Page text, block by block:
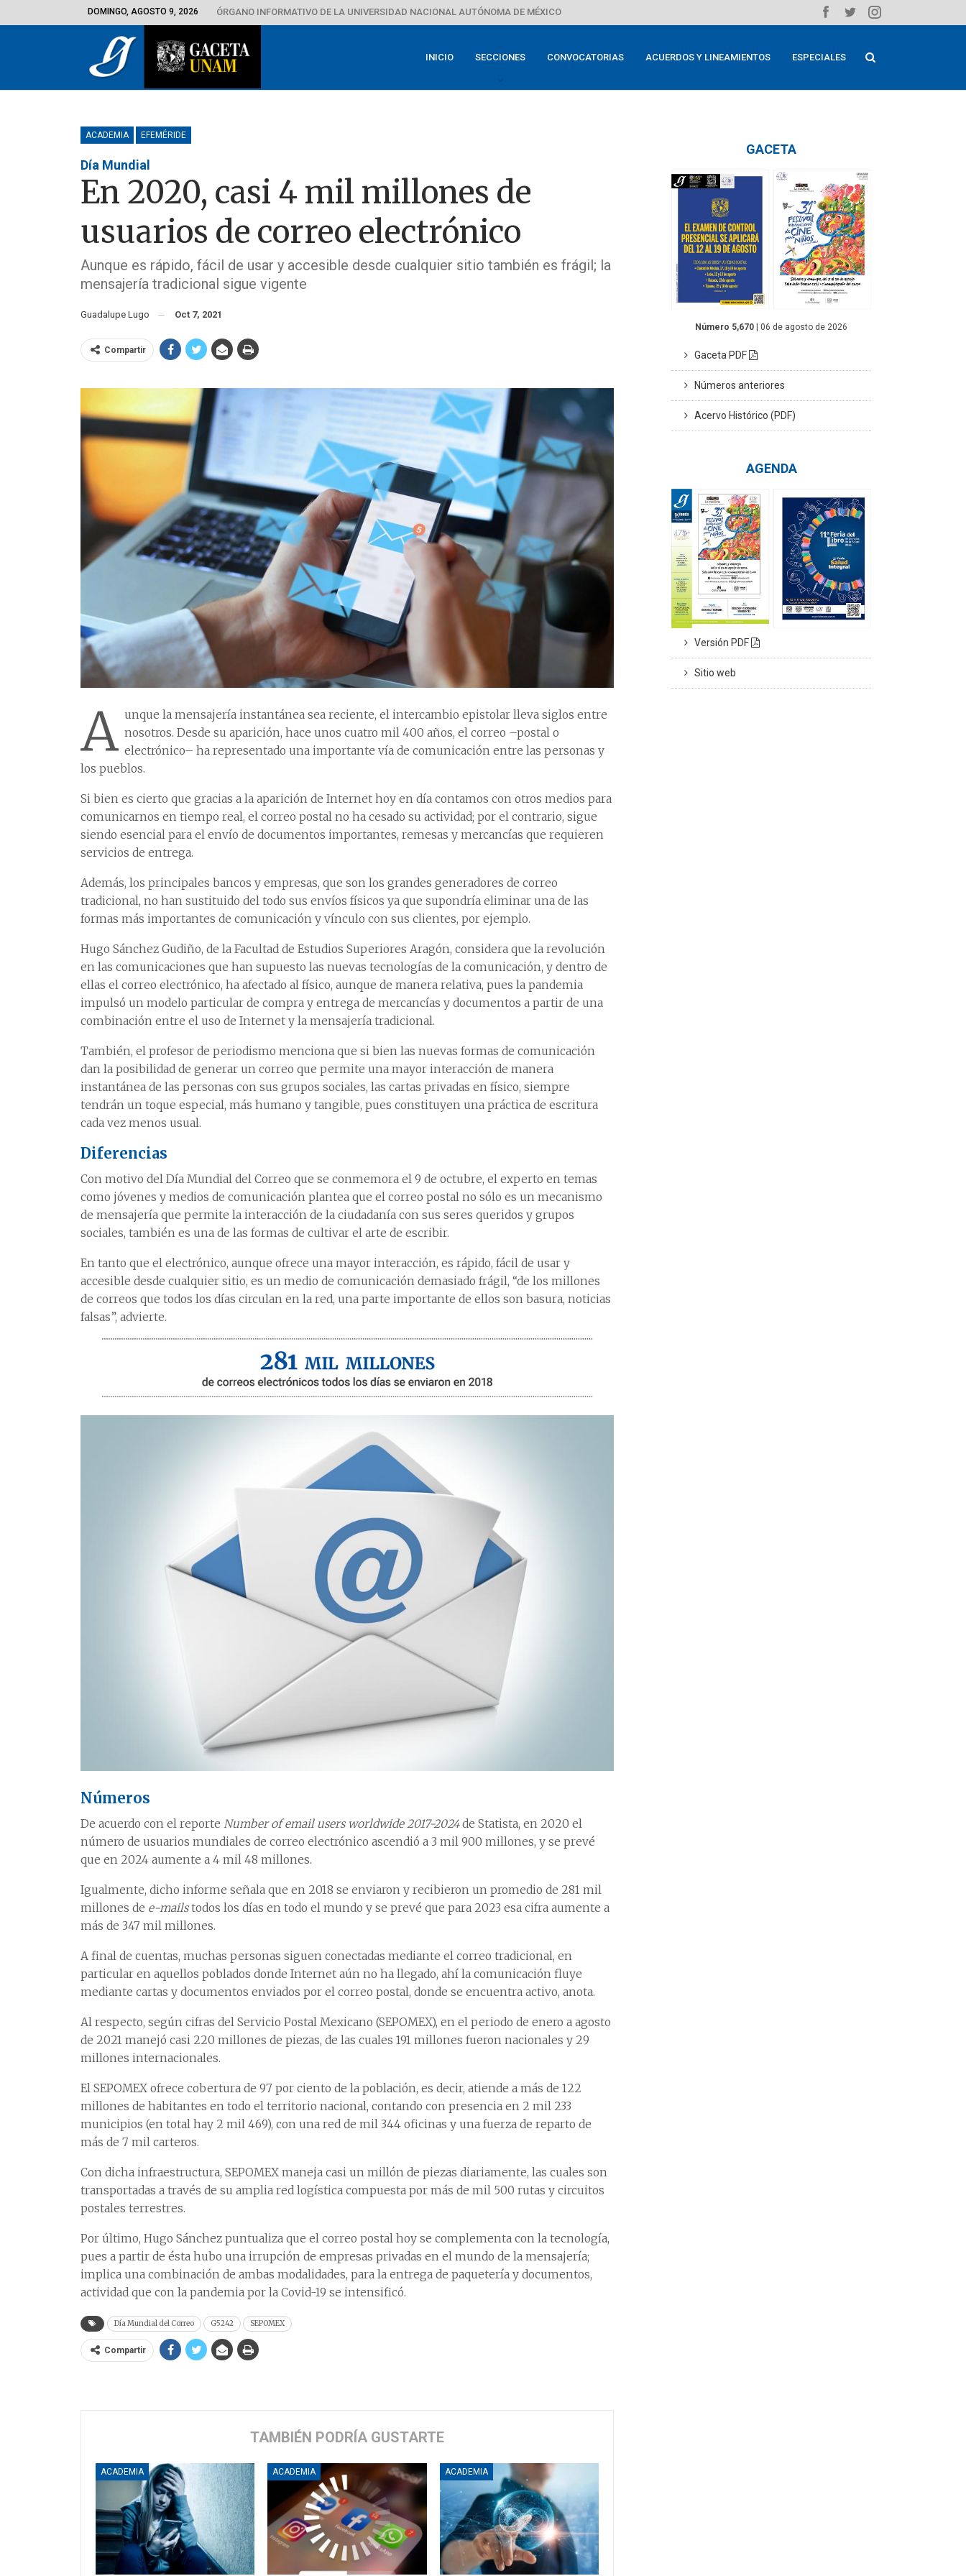
DOMINGO, AGOSTO 9, 2026 ÓRGANO INFORMATIVO DE LA UNIVERSIDAD NACIONAL AUTÓNOMA DE MÉXICO
INICIO SECCIONES CONVOCATORIAS ACUERDOS Y LINEAMIENTOS ESPECIALES
ACADEMIA EFEMÉRIDE
Día Mundial
En 2020, casi 4 mil millones de
usuarios de correo electrónico
Aunque es rápido, fácil de usar y accesible desde cualquier sitio también es frágil; la
mensajería tradicional sigue vigente
Guadalupe Lugo Oct 7, 2021
Compartir
A unque la mensajería instantánea sea reciente, el intercambio epistolar lleva siglos entre
nosotros. Desde su aparición, hace unos cuatro mil 400 años, el correo –postal o
electrónico– ha representado una importante vía de comunicación entre las personas y
los pueblos.
Si bien es cierto que gracias a la aparición de Internet hoy en día contamos con otros medios para
comunicarnos en tiempo real, el correo postal no ha cesado su actividad; por el contrario, sigue
siendo esencial para el envío de documentos importantes, remesas y mercancías que requieren
servicios de entrega.
Además, los principales bancos y empresas, que son los grandes generadores de correo
tradicional, no han sustituido del todo sus envíos físicos ya que supondría eliminar una de las
formas más importantes de comunicación y vínculo con sus clientes, por ejemplo.
Hugo Sánchez Gudiño, de la Facultad de Estudios Superiores Aragón, considera que la revolución
en las comunicaciones que han supuesto las nuevas tecnologías de la comunicación, y dentro de
ellas el correo electrónico, ha afectado al físico, aunque de manera relativa, pues la pandemia
impulsó un modelo particular de compra y entrega de mercancías y documentos a partir de una
combinación entre el uso de Internet y la mensajería tradicional.
También, el profesor de periodismo menciona que si bien las nuevas formas de comunicación
dan la posibilidad de generar un correo que permite una mayor interacción de manera
instantánea de las personas con sus grupos sociales, las cartas privadas en físico, siempre
tendrán un toque especial, más humano y tangible, pues constituyen una práctica de escritura
cada vez menos usual.
Diferencias
Con motivo del Día Mundial del Correo que se conmemora el 9 de octubre, el experto en temas
como jóvenes y medios de comunicación plantea que el correo postal no sólo es un mecanismo
de mensajería que permite la interacción de la ciudadanía con sus seres queridos y grupos
sociales, también es una de las formas de cultivar el arte de escribir.
En tanto que el electrónico, aunque ofrece una mayor interacción, es rápido, fácil de usar y
accesible desde cualquier sitio, es un medio de comunicación demasiado frágil, “de los millones
de correos que todos los días circulan en la red, una parte importante de ellos son basura, noticias
falsas”, advierte.
Números
De acuerdo con el reporte Number of email users worldwide 2017-2024de Statista, en 2020 el
número de usuarios mundiales de correo electrónico ascendió a 3 mil 900 millones, y se prevé
que en 2024 aumente a 4 mil 48 millones.
Igualmente, dicho informe señala que en 2018 se enviaron y recibieron un promedio de 281 mil
millones de e-mailstodos los días en todo el mundo y se prevé que para 2023 esa cifra aumente a
más de 347 mil millones.
A final de cuentas, muchas personas siguen conectadas mediante el correo tradicional, en
particular en aquellos poblados donde Internet aún no ha llegado, ahí la comunicación fluye
mediante cartas y documentos enviados por el correo postal, donde se encuentra activo, anota.
Al respecto, según cifras del Servicio Postal Mexicano (SEPOMEX), en el periodo de enero a agosto
de 2021 manejó casi 220 millones de piezas, de las cuales 191 millones fueron nacionales y 29
millones internacionales.
El SEPOMEX ofrece cobertura de 97 por ciento de la población, es decir, atiende a más de 122
millones de habitantes en todo el territorio nacional, contando con presencia en 2 mil 233
municipios (en total hay 2 mil 469), con una red de mil 344 oficinas y una fuerza de reparto de
más de 7 mil carteros.
Con dicha infraestructura, SEPOMEX maneja casi un millón de piezas diariamente, las cuales son
transportadas a través de su amplia red logística compuesta por más de mil 500 rutas y circuitos
postales terrestres.
Por último, Hugo Sánchez puntualiza que el correo postal hoy se complementa con la tecnología,
pues a partir de ésta hubo una irrupción de empresas privadas en el mundo de la mensajería;
implica una combinación de ambas modalidades, para la entrega de paquetería y documentos,
actividad que con la pandemia por la Covid-19 se intensificó.
Día Mundial del Correo G5242 SEPOMEX
Compartir
TAMBIÉN PODRÍA GUSTARTE
ACADEMIA ACADEMIA ACADEMIA
GACETA
Número 5,670 | 06 de agosto de 2026
Gaceta PDF
Números anteriores
Acervo Histórico (PDF)
AGENDA
Versión PDF
Sitio web